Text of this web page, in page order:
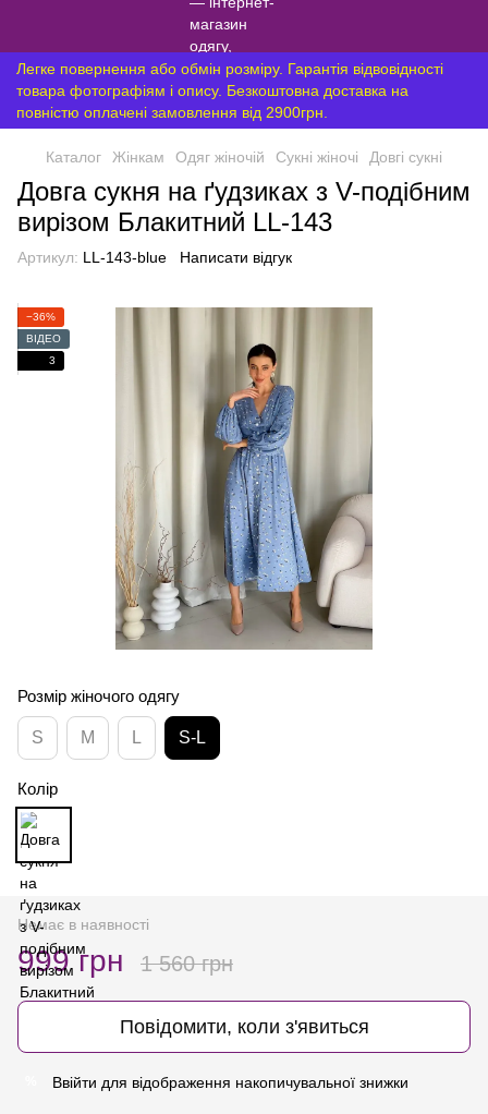
Легке повернення або обмін розміру. Гарантія відвовідності
товара фотографіям і опису. Безкоштовна доставка на
повністю оплачені замовлення від 2900грн.
Каталог Жінкам Одяг жіночій Сукні жіночі Довгі сукні
Довга сукня на ґудзиках з V-подібним
вирізом Блакитний LL-143
Артикул: LL-143-blue Написати відгук
−36%
ВІДЕО
3
Розмір жіночого одягу
S M L S-L
Колір
Немає в наявності
999 грн 1 560 грн
Повідомити, коли з'явиться
Ввійти для відображення накопичувальної знижки